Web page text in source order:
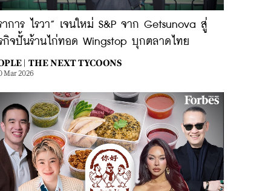
าการ ไรวา” เจนใหม่ S&P จาก Getsunova สู่
กิจปั้นร้านไก่ทอด Wingstop บุกตลาดไทย
| THE NEXT TYCOONS
Mar 2026